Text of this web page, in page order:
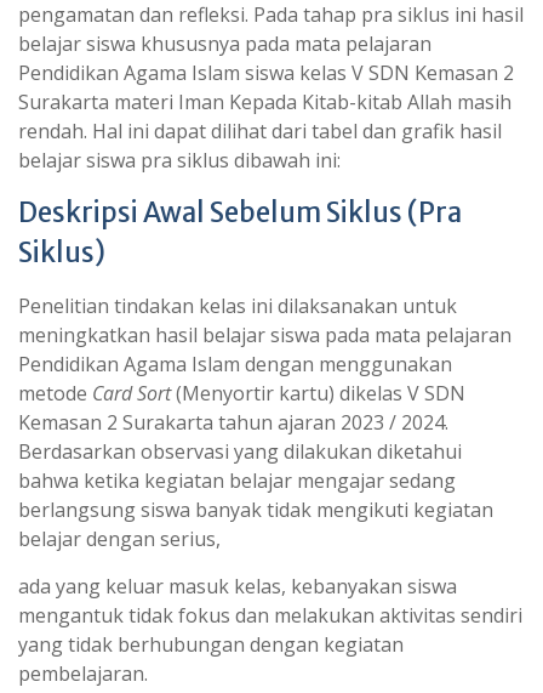
pengamatan dan refleksi. Pada tahap pra siklus ini hasil
belajar siswa khususnya pada mata pelajaran
Pendidikan Agama Islam siswa kelas V SDN Kemasan 2
Surakarta materi Iman Kepada Kitab-kitab Allah masih
rendah. Hal ini dapat dilihat dari tabel dan grafik hasil
belajar siswa pra siklus dibawah ini:
Deskripsi Awal Sebelum Siklus (Pra
Siklus)
Penelitian tindakan kelas ini dilaksanakan untuk
meningkatkan hasil belajar siswa pada mata pelajaran
Pendidikan Agama Islam dengan menggunakan
metode Card Sort(Menyortir kartu) dikelas V SDN
Kemasan 2 Surakarta tahun ajaran 2023 / 2024.
Berdasarkan observasi yang dilakukan diketahui
bahwa ketika kegiatan belajar mengajar sedang
berlangsung siswa banyak tidak mengikuti kegiatan
belajar dengan serius,
ada yang keluar masuk kelas, kebanyakan siswa
mengantuk tidak fokus dan melakukan aktivitas sendiri
yang tidak berhubungan dengan kegiatan
pembelajaran.